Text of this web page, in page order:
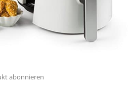
abonnieren